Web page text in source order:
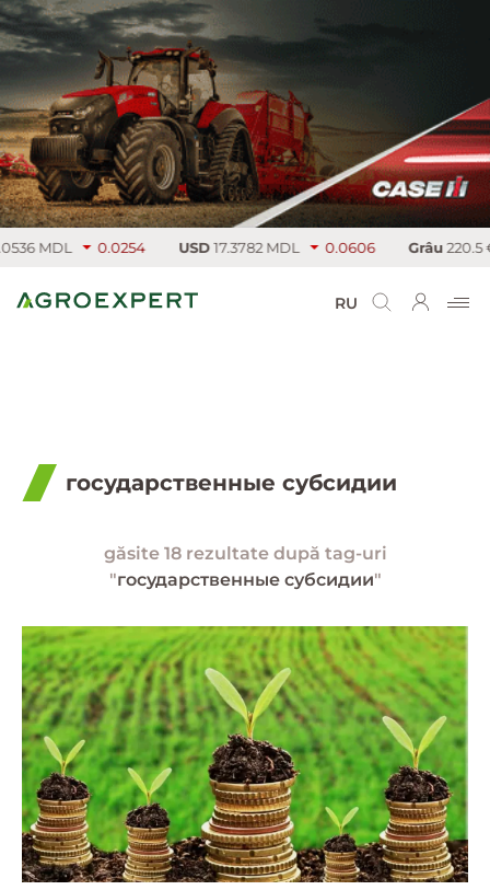
0.0254 USD 17.3782 MDL 0.0606 Grâu 220.5 €/т
RU
государственные субсидии
găsite 18 rezultate după tag-uri
"государственные субсидии"